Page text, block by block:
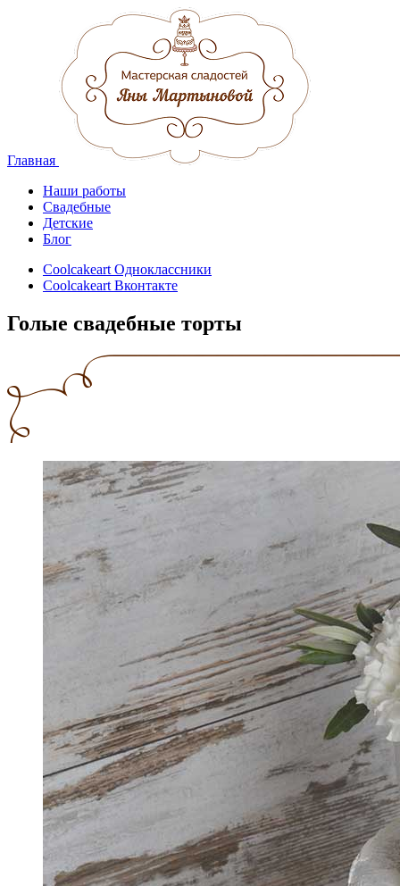
Главная
Наши работы
Свадебные
Детские
Блог
Coolcakeart Одноклассники
Coolcakeart Вконтакте
Голые свадебные торты